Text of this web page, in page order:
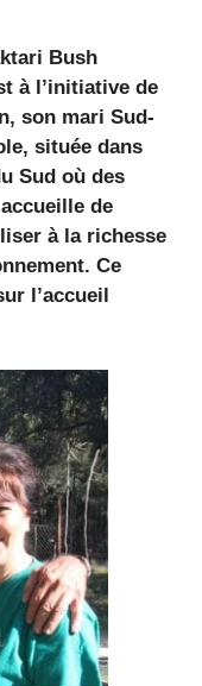
Bush
à l’initiative de
son mari Sud-
située dans
Sud où des
de
à la richesse
Ce
l’accueil